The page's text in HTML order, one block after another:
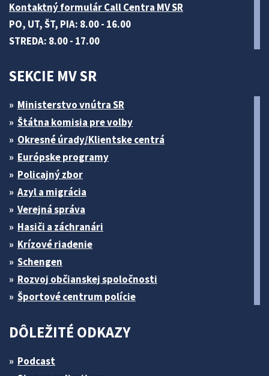
Kontaktný formulár Call Centra MV SR
PO, UT, ŠT, PIA: 8.00 - 16.00
STREDA: 8.00 - 17.00
SEKCIE MV SR
Ministerstvo vnútra SR
Štátna komisia pre volby
Okresné úrady/Klientske centrá
Európske programy
Policajný zbor
Azyl a migrácia
Verejná správa
Hasiči a záchranári
Krízové riadenie
Schengen
Rozvoj občianskej spoločnosti
Športové centrum polície
DÔLEŽITÉ ODKAZY
Podcast